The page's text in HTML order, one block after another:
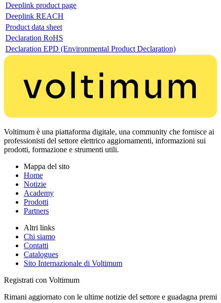
Deeplink product page
Deeplink REACH
Product data sheet
Declaration RoHS
Declaration EPD (Environmental Product Declaration)
Voltimum è una piattaforma digitale, una community che fornisce ai
professionisti del settore elettrico aggiornamenti, informazioni sui
prodotti, formazione e strumenti utili.
Mappa del sito
Home
Notizie
Academy
Prodotti
Partners
Altri links
Chi siamo
Contatti
Catalogues
Sito Internazionale di Voltimum
Registrati con Voltimum
Rimani aggiornato con le ultime notizie del settore e guadagna premi